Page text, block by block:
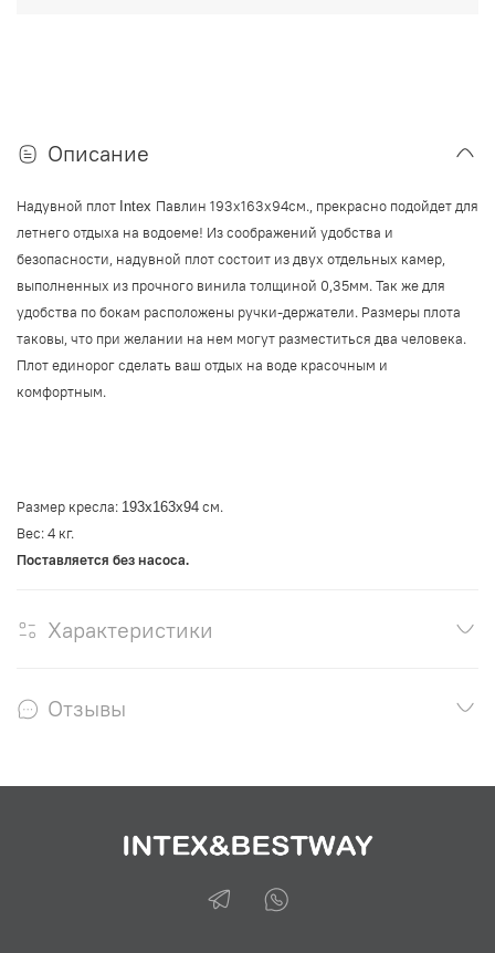
Описание
Надувной плот Intex Павлин 193x163x94см., прекрасно подойдет для
летнего отдыха на водоеме! Из соображений удобства и
безопасности, надувной плот состоит из двух отдельных камер,
выполненных из прочного винила толщиной 0,35мм. Так же для
удобства по бокам расположены ручки-держатели. Размеры плота
таковы, что при желании на нем могут разместиться два человека.
Плот единорог сделать ваш отдых на воде красочным и
комфортным.
Размер кресла: 193x163x94 см.
Вес: 4 кг.
Поставляется без насоса.
Характеристики
Отзывы